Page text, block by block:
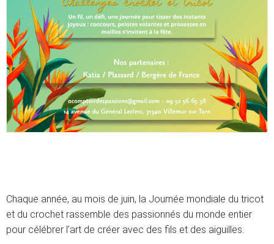
Chaque année, au mois de juin, la Journée mondiale du tricot
et du crochet rassemble des passionnés du monde entier
pour célébrer l’art de créer avec des fils et des aiguilles.